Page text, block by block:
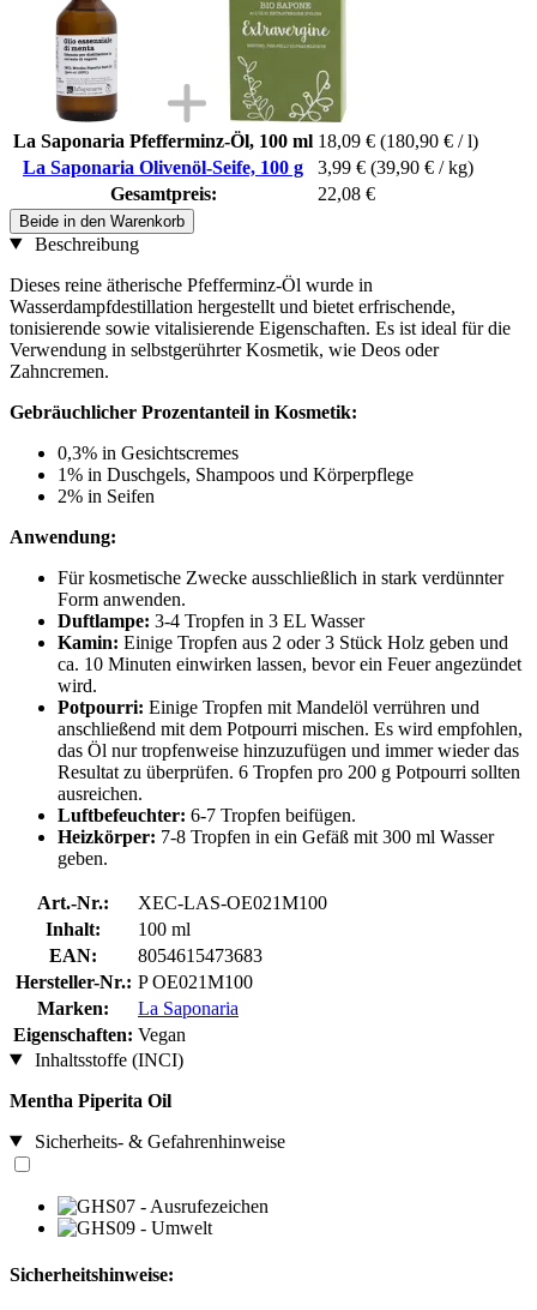
La Saponaria Pfefferminz-Öl, 100 ml 18,09 € (180,90 € / l)
La Saponaria Olivenöl-Seife, 100 g
3,99 € (39,90 € / kg)
Gesamtpreis:
22,08 €
Beide in den Warenkorb
Beschreibung
Dieses reine ätherische Pfefferminz-Öl wurde in
Wasserdampfdestillation hergestellt und bietet erfrischende,
tonisierende sowie vitalisierende Eigenschaften. Es ist ideal für die
Verwendung in selbstgerührter Kosmetik, wie Deos oder
Zahncremen.
Gebräuchlicher Prozentanteil in Kosmetik:
0,3% in Gesichtscremes
1% in Duschgels, Shampoos und Körperpflege
2% in Seifen
Anwendung:
Für kosmetische Zwecke ausschließlich in stark verdünnter
Form anwenden.
Duftlampe: 3-4 Tropfen in 3 EL Wasser
Kamin: Einige Tropfen aus 2 oder 3 Stück Holz geben und
ca. 10 Minuten einwirken lassen, bevor ein Feuer angezündet
wird.
Potpourri: Einige Tropfen mit Mandelöl verrühren und
anschließend mit dem Potpourri mischen. Es wird empfohlen,
das Öl nur tropfenweise hinzuzufügen und immer wieder das
Resultat zu überprüfen. 6 Tropfen pro 200 g Potpourri sollten
ausreichen.
Luftbefeuchter: 6-7 Tropfen beifügen.
Heizkörper: 7-8 Tropfen in ein Gefäß mit 300 ml Wasser
geben.
Art.-Nr.:
XEC-LAS-OE021M100
Inhalt:
100 ml
EAN:
8054615473683
Hersteller-Nr.: P OE021M100
Marken:
La Saponaria
Eigenschaften: Vegan
Inhaltsstoffe (INCI)
Mentha Piperita Oil
Sicherheits- & Gefahrenhinweise
Sicherheitshinweise: